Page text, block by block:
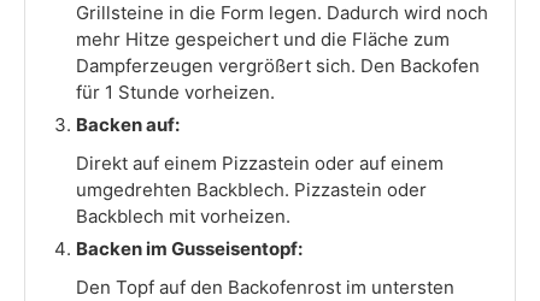
Grillsteine in die Form legen. Dadurch wird noch
mehr Hitze gespeichert und die Fläche zum
Dampferzeugen vergrößert sich. Den Backofen
für 1 Stunde vorheizen.
Backen auf:
Direkt auf einem Pizzastein oder auf einem
umgedrehten Backblech. Pizzastein oder
Backblech mit vorheizen.
Backen im Gusseisentopf:
Den Topf auf den Backofenrost im untersten